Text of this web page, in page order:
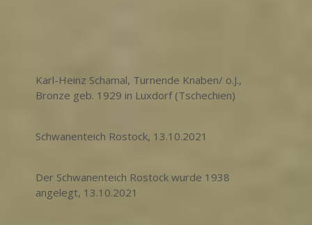
Karl-Heinz Schamal, Turnende Knaben/ o.J.,
Bronze geb. 1929 in Luxdorf (Tschechien)
Schwanenteich Rostock, 13.10.2021
Der Schwanenteich Rostock wurde 1938
angelegt, 13.10.2021